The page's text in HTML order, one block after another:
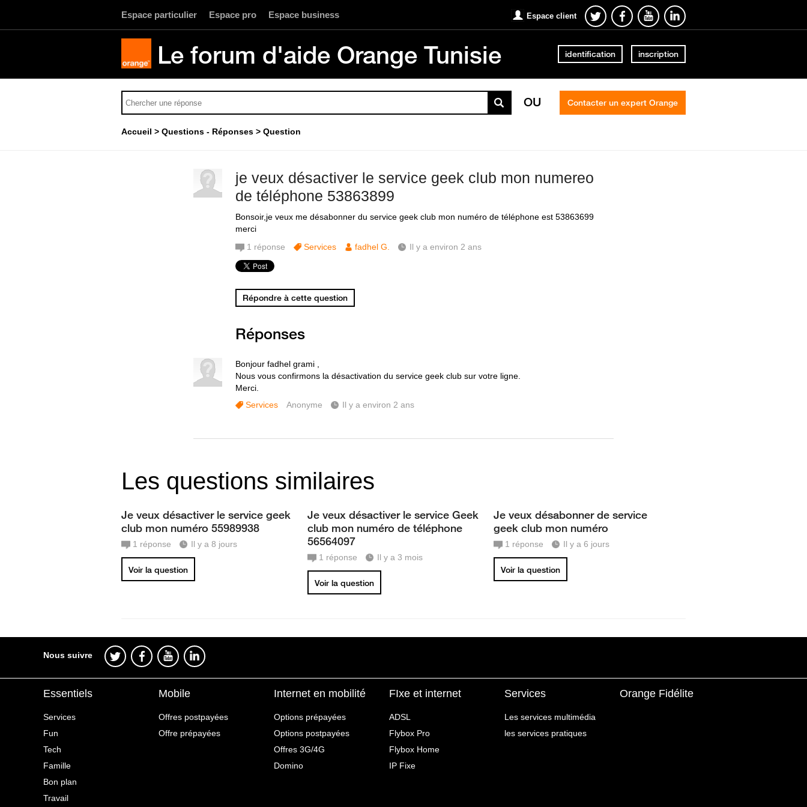
Espace particulier Espace pro Espace business Espace client
Le forum d'aide Orange Tunisie identification inscription
OU Contacter un expert Orange
Accueil Questions - Réponses Question
je veux désactiver le service geek club mon numereo
de téléphone 53863899
Bonsoir,je veux me désabonner du service geek club mon numéro de téléphone est 53863699
merci
1 réponse Services fadhel G. Il y a environ 2 ans
Répondre à cette question
Réponses
Bonjour fadhel grami ,
Nous vous confirmons la désactivation du service geek club sur votre ligne.
Merci.
Services
Anonyme Il y a environ 2 ans
Les questions similaires
Je veux désactiver le service geek
club mon numéro 55989938
1 réponse Il y a 8 jours
Voir la question
Je veux désactiver le service Geek
club mon numéro de téléphone
56564097
1 réponse Il y a 3 mois
Voir la question
Je veux désabonner de service
geek club mon numéro
1 réponse Il y a 6 jours
Voir la question
Nous suivre
Essentiels
Services
Fun
Tech
Famille
Bon plan
Travail
Mobile
Offres postpayées
Offre prépayées
Internet en mobilité
Options prépayées
Options postpayées
Offres 3G/4G
Domino
FIxe et internet
ADSL
Flybox Pro
Flybox Home
IP Fixe
Services
Les services multimédia
les services pratiques
Orange Fidélite